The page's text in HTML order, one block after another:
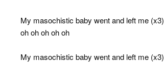
My masochistic baby went and left me (x3)
oh oh oh oh oh
My masochistic baby went and left me (x3)